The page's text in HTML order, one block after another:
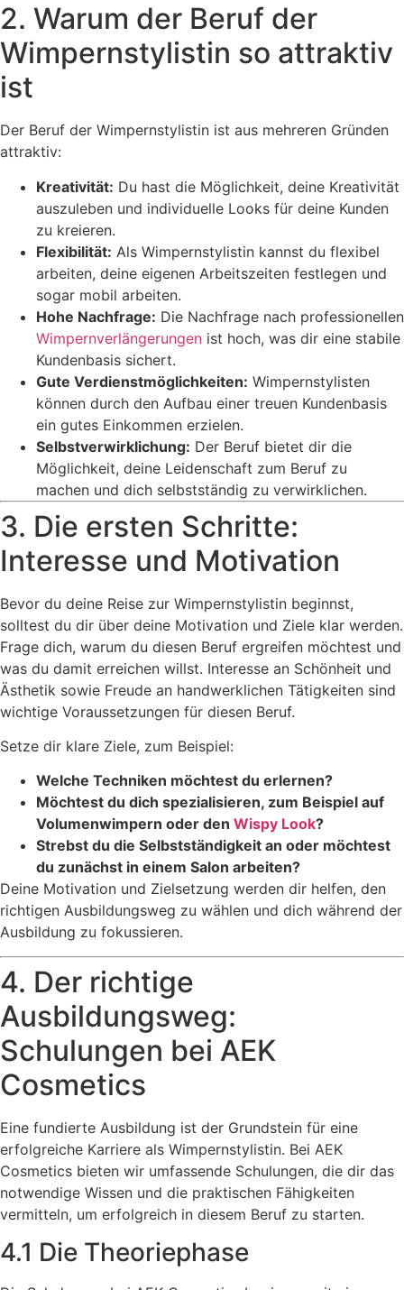
2. Warum der Beruf der
Wimpernstylistin so attraktiv
ist
Der Beruf der Wimpernstylistin ist aus mehreren Gründen
attraktiv:
Kreativität: Du hast die Möglichkeit, deine Kreativität
auszuleben und individuelle Looks für deine Kunden
zu kreieren.
Flexibilität: Als Wimpernstylistin kannst du flexibel
arbeiten, deine eigenen Arbeitszeiten festlegen und
sogar mobil arbeiten.
Hohe Nachfrage: Die Nachfrage nach professionellen
Wimpernverlängerungen ist hoch, was dir eine stabile
Kundenbasis sichert.
Gute Verdienstmöglichkeiten: Wimpernstylisten
können durch den Aufbau einer treuen Kundenbasis
ein gutes Einkommen erzielen.
Selbstverwirklichung: Der Beruf bietet dir die
Möglichkeit, deine Leidenschaft zum Beruf zu
machen und dich selbstständig zu verwirklichen.
3. Die ersten Schritte:
Interesse und Motivation
Bevor du deine Reise zur Wimpernstylistin beginnst,
solltest du dir über deine Motivation und Ziele klar werden.
Frage dich, warum du diesen Beruf ergreifen möchtest und
was du damit erreichen willst. Interesse an Schönheit und
Ästhetik sowie Freude an handwerklichen Tätigkeiten sind
wichtige Voraussetzungen für diesen Beruf.
Setze dir klare Ziele, zum Beispiel:
Welche Techniken möchtest du erlernen?
Möchtest du dich spezialisieren, zum Beispiel auf
Volumenwimpern oder den Wispy Look?
Strebst du die Selbstständigkeit an oder möchtest
du zunächst in einem Salon arbeiten?
Deine Motivation und Zielsetzung werden dir helfen, den
richtigen Ausbildungsweg zu wählen und dich während der
Ausbildung zu fokussieren.
4. Der richtige
Ausbildungsweg:
Schulungen bei AEK
Cosmetics
Eine fundierte Ausbildung ist der Grundstein für eine
erfolgreiche Karriere als Wimpernstylistin. Bei AEK
Cosmetics bieten wir umfassende Schulungen, die dir das
notwendige Wissen und die praktischen Fähigkeiten
vermitteln, um erfolgreich in diesem Beruf zu starten.
4.1 Die Theoriephase